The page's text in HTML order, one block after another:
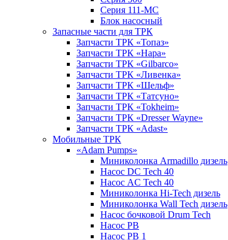
Серия 111-МС
Блок насосный
Запасные части для ТРК
Запчасти ТРК «Топаз»
Запчасти ТРК «Нара»
Запчасти ТРК «Gilbarco»
Запчасти ТРК «Ливенка»
Запчасти ТРК «Шельф»
Запчасти ТРК «Татсуно»
Запчасти ТРК «Tokheim»
Запчасти ТРК «Dresser Wayne»
Запчасти ТРК «Adast»
Мобильные ТРК
«Adam Pumps»
Миниколонка Armadillo дизель
Насос DC Tech 40
Насос AC Tech 40
Миниколонка Hi-Tech дизель
Миниколонка Wall Tech дизель
Насос бочковой Drum Tech
Насос PB
Насос PB 1